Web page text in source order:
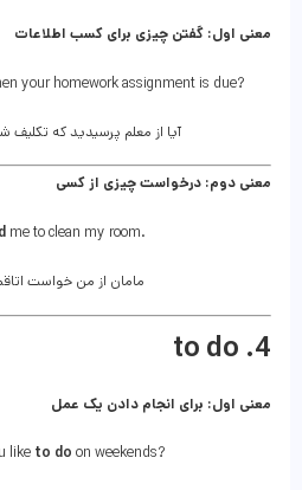
معنی اول: گفتن چیزی برای کسب اطلاعات
your homework assignment is due?
آیا از معلم پرسیدید که
معنی دوم: درخواست چیزی از کسی
me to clean my room.
مامان از من خواست
4. to do
معنی اول: برای انجام دادن یک عمل
like to do on weekends?